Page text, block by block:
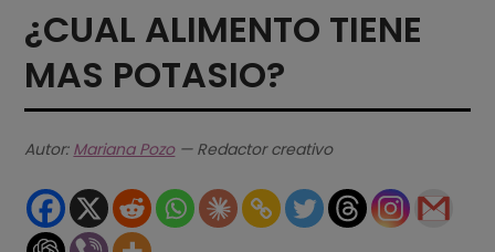
¿CUAL ALIMENTO TIENE
MAS POTASIO?
Autor: Mariana Pozo— Redactor creativo